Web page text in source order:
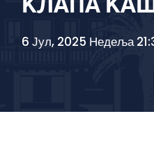
КЛАПА
6 Јул, 2025 Недеља